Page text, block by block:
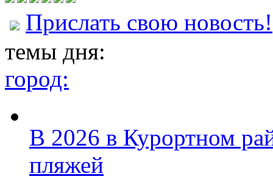
Прислать свою новость!
темы дня:
город:
В 2026 в Курортном
пляжей